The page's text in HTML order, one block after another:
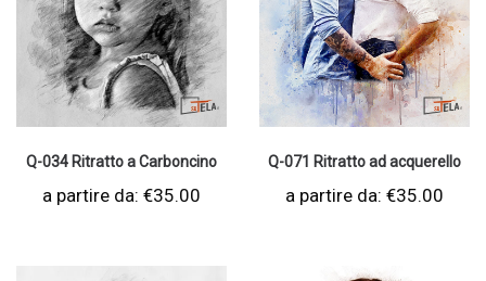
Q-034 Ritratto a Carboncino
a partire da: €35.00
Q-071 Ritratto ad acquerello
a partire da: €35.00